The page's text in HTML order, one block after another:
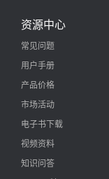
资源中心
常见问题
用户手册
产品价格
市场活动
电子书下载
视频资料
知识问答